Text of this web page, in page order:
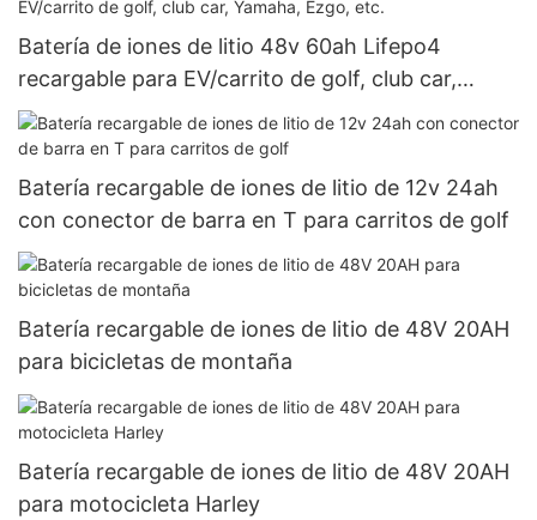
Batería de iones de litio 48v 60ah Lifepo4
recargable para EV/carrito de golf, club car,
Yamaha, Ezgo, etc.
Batería recargable de iones de litio de 12v 24ah
con conector de barra en T para carritos de golf
Batería recargable de iones de litio de 48V 20AH
para bicicletas de montaña
Batería recargable de iones de litio de 48V 20AH
para motocicleta Harley